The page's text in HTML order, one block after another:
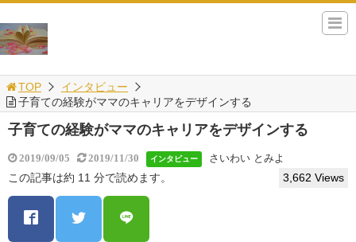
TOP
インタビュー
子育ての経験がママのキャリアをデザインする
子育ての経験がママのキャリアをデザインする
2019/09/05 2019/11/30 インタビュー さいわい とみよ
この記事は約 11 分で読めます。 3,662 Views